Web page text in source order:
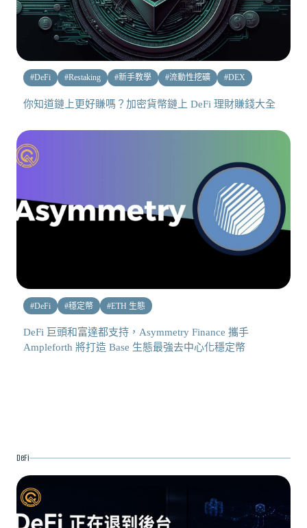
#DeFi #Restaking #新手教學 #流動性挖礦 #DEX
你知道鏈上更好賺嗎？加密貨幣鏈上 DeFi 理財賺錢大全
#DeFi #穩定幣 #ETH 生態
DeFi 巨頭和富達都支持，Asymmetry Finance 攜手
Ampleforth 將打造 Base 生態最強去中心化穩定幣
DeFi